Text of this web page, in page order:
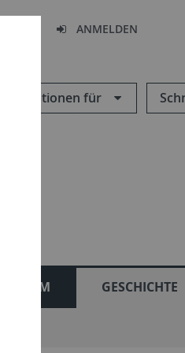
ANMELDEN
Informationen für
STUDIUM GESCHICHTE